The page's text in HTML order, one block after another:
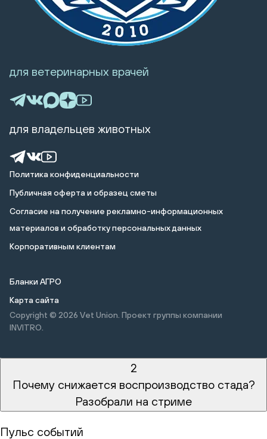
Политика конфиденциальности
Публичная оферта и образец сметы
Cогласие на получение рекламно-информационных
материалов и обработку персональных данных
Корпоративным клиентам
Бланки АГРО
Карта сайта
Copyright © 2026 Vet Union. Проект группы компании
INVITRO.
для ветеринарных врачей
для владельцев животных
2
Почему снижается воспроизводство стада?
Разобрали на стриме
Пульс событий